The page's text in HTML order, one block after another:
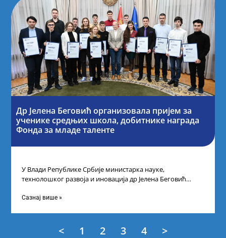
Др Јелена Беговић организовала пријем за
ученике средњих школа, добитнике награда
Фонда за младе таленте
У Влади Републике Србије министарка науке,
технолошког развоја и иновација др Јелена Беговић
Сазнај више »
< 1 2 3 4 >